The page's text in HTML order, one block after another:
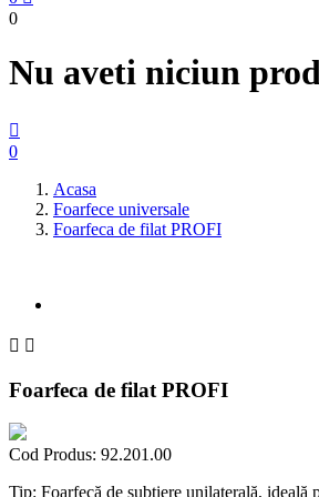
0
Nu aveti niciun

0
Acasa
Foarfece universale
Foarfeca de filat PROFI
 
Foarfeca de filat PROFI
Cod Produs: 92.201.00
Tip: Foarfecă de subțiere unilaterală, ideală